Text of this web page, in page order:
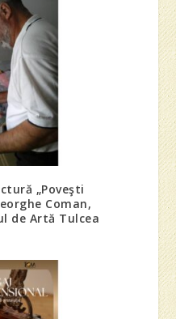
„Poveşti
Coman,
de Artă Tulcea